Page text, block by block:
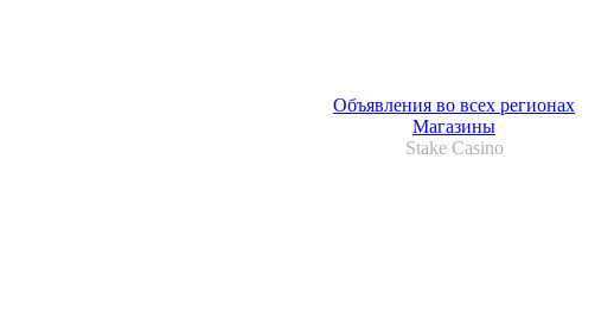
Объявления во всех регионах
Магазины
Stake Casino